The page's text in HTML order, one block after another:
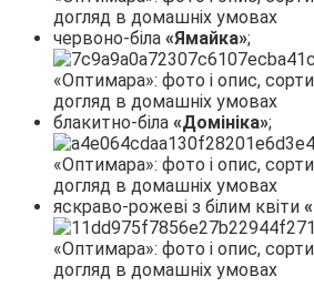
червоно-біла «Ямайка»;
блакитно-біла «Домініка»;
яскраво-рожеві з білим квіти